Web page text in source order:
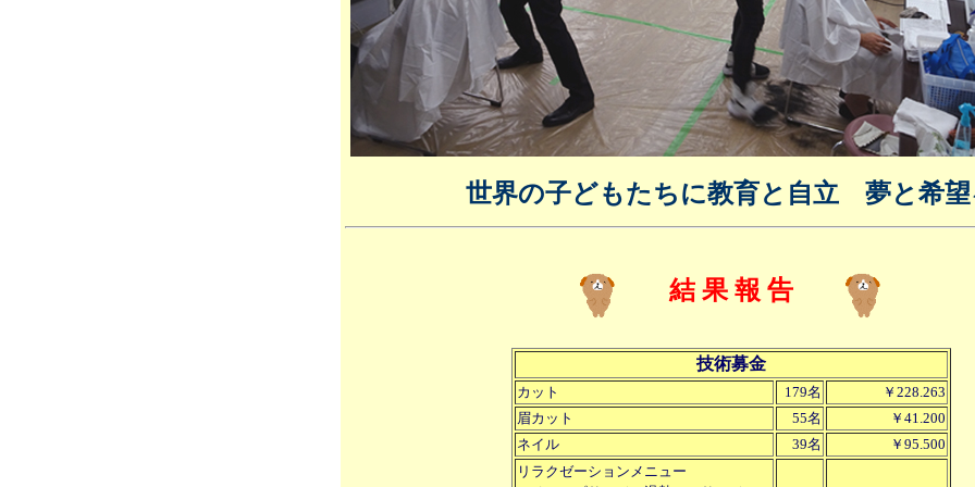
世界の子どもたちに教育と自立 夢と希望
結 果 報 告
技術募金
カット 179名
￥228.263
眉カット
55名
￥41.200
ネイル
39名
￥95.500
リラクゼーションメニュー